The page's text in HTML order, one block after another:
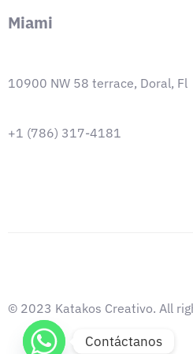
Miami
10900 NW 58 terrace, Doral, Fl
+1 (786) 317-4181
© 2023 Katakos Creativo. All
Contáctanos